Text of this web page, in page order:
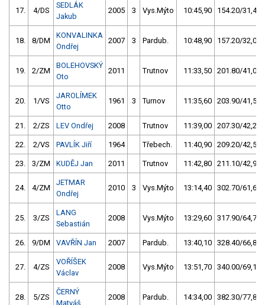
17. 4/DS
SEDLÁK
Jakub
2005 3 Vys.Mýto 10:45,90 154.20/31,4
18. 8/DM
KONVALINKA
Ondřej
2007 3 Pardub. 10:48,90 157.20/32,0
19. 2/ZM
BOLEHOVSKÝ
Oto
2011 Trutnov 11:33,50 201.80/41,0
20. 1/VS
JAROLÍMEK
Otto
1961 3 Turnov 11:35,60 203.90/41,5
21. 2/ZS LEV Ondřej 2008 Trutnov 11:39,00 207.30/42,2
22. 2/VS PAVLÍK Jiří 1964 Třebech. 11:40,90 209.20/42,5
23. 3/ZM KUDĚJ Jan 2011 Trutnov 11:42,80 211.10/42,9
24. 4/ZM
JETMAR
Ondřej
2010 3 Vys.Mýto 13:14,40 302.70/61,6
25. 3/ZS
LANG
Sebastián
2008 Vys.Mýto 13:29,60 317.90/64,7
26. 9/DM VAVŘÍN Jan 2007 Pardub. 13:40,10 328.40/66,8
27. 4/ZS
VOŘÍŠEK
Václav
2008 Vys.Mýto 13:51,70 340.00/69,1
28. 5/ZS
ČERNÝ
Matyáš
2008 Pardub. 14:34,00 382.30/77,8